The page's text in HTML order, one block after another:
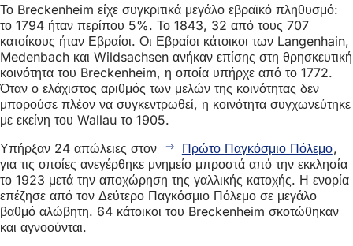
Το Breckenheim είχε συγκριτικά μεγάλο εβραϊκό πληθυσμό:
το 1794 ήταν περίπου 5%. Το 1843, 32 από τους 707
κατοίκους ήταν Εβραίοι. Οι Εβραίοι κάτοικοι των Langenhain,
Medenbach και Wildsachsen ανήκαν επίσης στη θρησκευτική
κοινότητα του Breckenheim, η οποία υπήρχε από το 1772.
Όταν ο ελάχιστος αριθμός των μελών της κοινότητας δεν
μπορούσε πλέον να συγκεντρωθεί, η κοινότητα συγχωνεύτηκε
με εκείνη του Wallau το 1905.
Υπήρξαν 24 απώλειες στον
Πρώτο Παγκόσμιο Πόλεμο,
για τις οποίες ανεγέρθηκε μνημείο μπροστά από την εκκλησία
το 1923 μετά την αποχώρηση της γαλλικής κατοχής. Η ενορία
επέζησε από τον Δεύτερο Παγκόσμιο Πόλεμο σε μεγάλο
βαθμό αλώβητη. 64 κάτοικοι του Breckenheim σκοτώθηκαν
και αγνοούνται.